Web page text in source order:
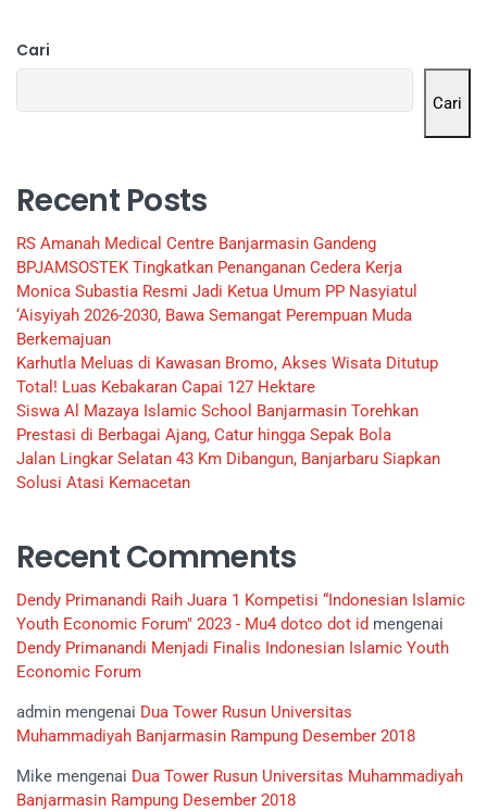
Cari
Cari
Recent Posts
RS Amanah Medical Centre Banjarmasin Gandeng
BPJAMSOSTEK Tingkatkan Penanganan Cedera Kerja
Monica Subastia Resmi Jadi Ketua Umum PP Nasyiatul
‘Aisyiyah 2026-2030, Bawa Semangat Perempuan Muda
Berkemajuan
Karhutla Meluas di Kawasan Bromo, Akses Wisata Ditutup
Total! Luas Kebakaran Capai 127 Hektare
Siswa Al Mazaya Islamic School Banjarmasin Torehkan
Prestasi di Berbagai Ajang, Catur hingga Sepak Bola
Jalan Lingkar Selatan 43 Km Dibangun, Banjarbaru Siapkan
Solusi Atasi Kemacetan
Recent Comments
Dendy Primanandi Raih Juara 1 Kompetisi “Indonesian Islamic
Youth Economic Forum" 2023 - Mu4 dotco dot id mengenai
Dendy Primanandi Menjadi Finalis Indonesian Islamic Youth
Economic Forum
admin mengenai Dua Tower Rusun Universitas
Muhammadiyah Banjarmasin Rampung Desember 2018
Mike mengenai Dua Tower Rusun Universitas Muhammadiyah
Banjarmasin Rampung Desember 2018